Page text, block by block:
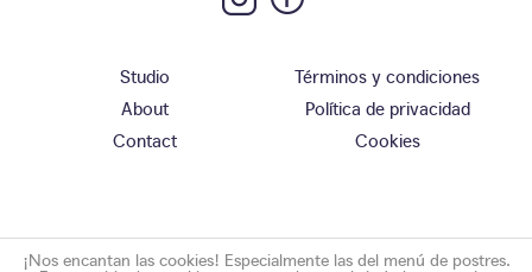
Studio
About
Contact
Términos y condiciones
Política de privacidad
Cookies
¡Nos encantan las cookies! Especialmente las del menú de postres.